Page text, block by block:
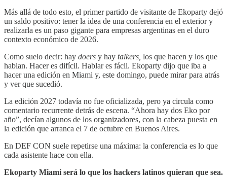
Más allá de todo esto, el primer partido de visitante de Ekoparty dejó
un saldo positivo: tener la idea de una conferencia en el exterior y
realizarla es un paso gigante para empresas argentinas en el duro
contexto económico de 2026.
Como suelo decir: hay doers y hay talkers, los que hacen y los que
hablan. Hacer es difícil. Hablar es fácil. Ekoparty dijo que iba a
hacer una edición en Miami y, este domingo, puede mirar para atrás
y ver que sucedió.
La edición 2027 todavía no fue oficializada, pero ya circula como
comentario recurrente detrás de escena. “Ahora hay dos Eko por
año”, decían algunos de los organizadores, con la cabeza puesta en
la edición que arranca el 7 de octubre en Buenos Aires.
En DEF CON suele repetirse una máxima: la conferencia es lo que
cada asistente hace con ella.
Ekoparty Miami será lo que los hackers latinos quieran que sea.